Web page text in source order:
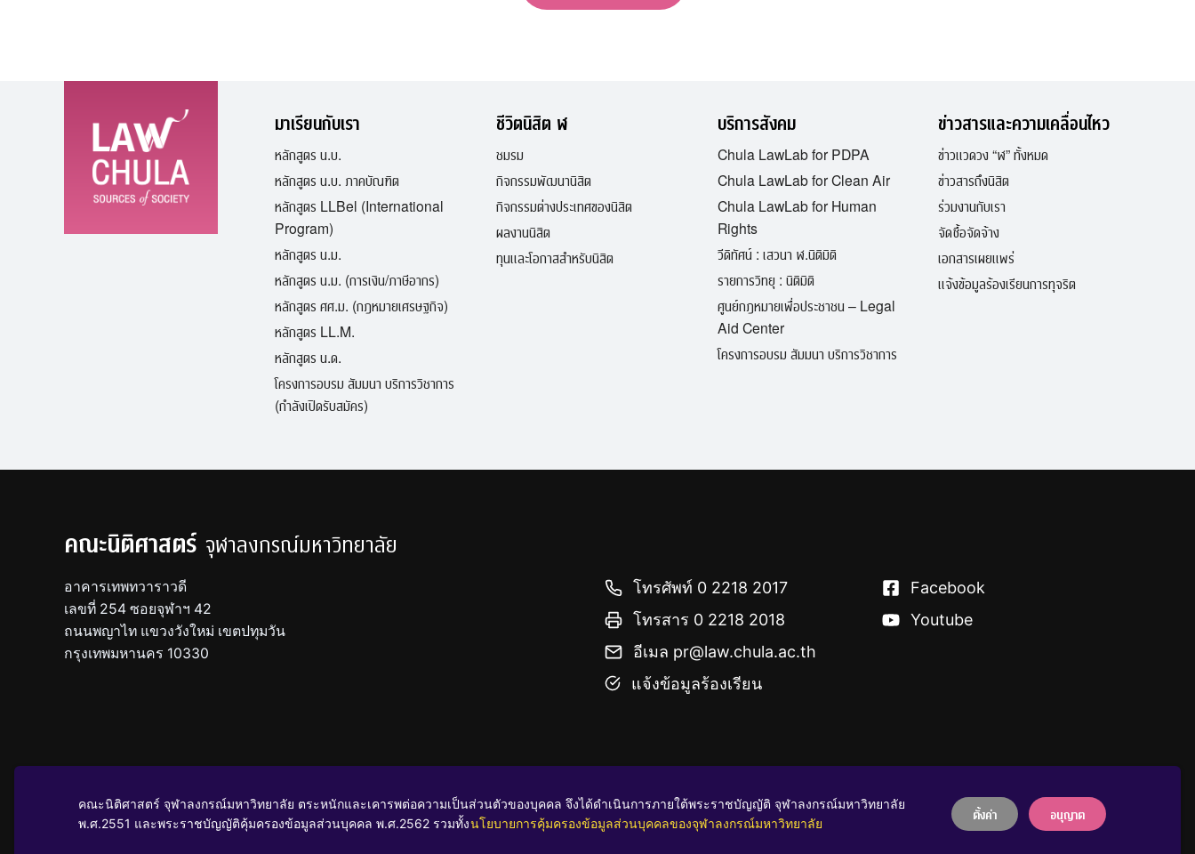
มาเรียนกับเรา
หลักสูตร น.บ.
หลักสูตร น.บ. ภาคบัณฑิต
หลักสูตร LLBel (International
Program)
หลักสูตร น.ม.
หลักสูตร น.ม. (การเงิน/ภาษีอากร)
หลักสูตร ศศ.ม. (กฎหมายเศรษฐกิจ)
หลักสูตร LL.M.
หลักสูตร น.ด.
โครงการอบรม สัมมนา บริการวิชาการ
(กำลังเปิดรับสมัคร)
ชีวิตนิสิต ฬ
ชมรม
กิจกรรมพัฒนานิสิต
กิจกรรมต่างประเทศของนิสิต
ผลงานนิสิต
ทุนและโอกาสสำหรับนิสิต
บริการสังคม
Chula LawLab for PDPA
Chula LawLab for Clean Air
Chula LawLab for Human
Rights
วีดิทัศน์ : เสวนา ฬ.นิติมิติ
รายการวิทยุ : นิติมิติ
ศูนย์กฎหมายเพื่อประชาชน – Legal
Aid Center
โครงการอบรม สัมมนา บริการวิชาการ
ข่าวสารและความเคลื่อนไหว
ข่าวแวดวง “ฬ” ทั้งหมด
ข่าวสารถึงนิสิต
ร่วมงานกับเรา
จัดซื้อจัดจ้าง
เอกสารเผยแพร่
แจ้งข้อมูลร้องเรียนการทุจริต
คณะนิติศาสตร์ จุฬาลงกรณ์มหาวิทยาลัย
อาคารเทพทวาราวดี
เลขที่ 254 ซอยจุฬาฯ 42
ถนนพญาไท แขวงวังใหม่ เขตปทุมวัน
กรุงเทพมหานคร 10330
โทรศัพท์ 0 2218 2017
โทรสาร 0 2218 2018
อีเมล pr@law.chula.ac.th
แจ้งข้อมูลร้องเรียน
Facebook
Youtube
บริจาคให้ ฬ
คณะนิติศาสตร์ จุฬาลงกรณ์มหาวิทยาลัย ตระหนักและเคารพต่อความเป็นส่วนตัวของบุคคล จึงได้ดำเนินการภายใต้พระราชบัญญัติ จุฬาลงกรณ์มหาวิทยาลัย
พ.ศ.2551 และพระราชบัญญัติคุ้มครองข้อมูลส่วนบุคคล พ.ศ.2562 รวมทั้งนโยบายการคุ้มครองข้อมูลส่วนบุคคลของจุฬาลงกรณ์มหาวิทยาลัย
ตั้งค่า อนุญาต